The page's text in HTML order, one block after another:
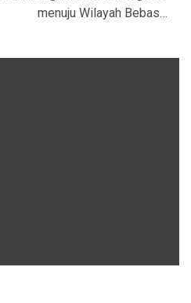
menuju Wilayah Bebas…